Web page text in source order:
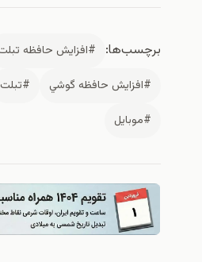
#افزايش حافظه تبلت
#افزايش حافظه گوشي
#تبلت
#گوشي